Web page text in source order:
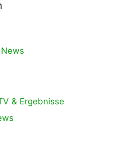
& Ergebnisse